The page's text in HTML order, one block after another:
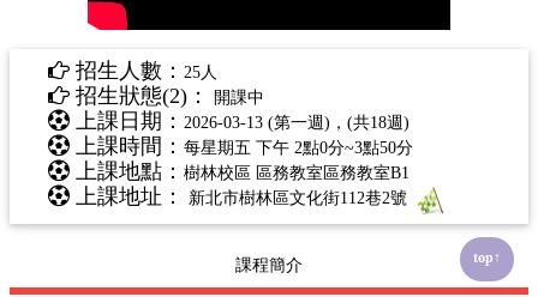
招生人數： 25人
招生狀態(2)： 開課中
上課日期： 2026-03-13 (第一週)，(共18週)
上課時間： 每星期五 下午 2點0分~3點50分
上課地點： 樹林校區 區務教室區務教室B1
上課地址： 新北市樹林區文化街112巷2號
課程簡介 top↑